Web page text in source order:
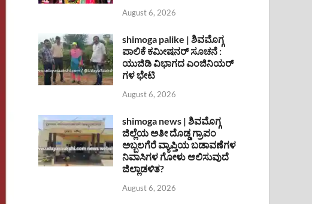
August 6, 2026
shimoga palike | ಶಿವಮೊಗ್ಗ
ಪಾಲಿಕೆ ಕಮೀಷನರ್ ಸೂಚನೆ :
ಯುಜಿಡಿ ವಿಭಾಗದ ಎಂಜಿನಿಯರ್
ಗಳ ಭೇಟಿ
August 6, 2026
shimoga news | ಶಿವಮೊಗ್ಗ
ಜಿಲ್ಲೆಯ ಅತೀ ದೊಡ್ಡ ಗ್ರಾಪಂ
ಅಬ್ಬಲಗೆರೆ ವ್ಯಾಪ್ತಿಯ ಬಡಾವಣೆಗಳ
ನಿವಾಸಿಗಳ ಗೋಳು ಆಲಿಸುವುದೆ
ಜಿಲ್ಲಾಡಳಿತ?
August 6, 2026